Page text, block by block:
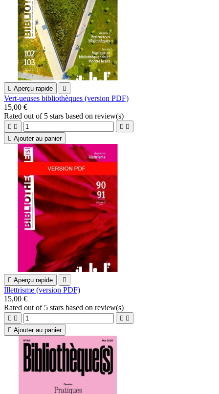
 Aperçu rapide 
Vert-ueuses bibliothèques (version PDF)
15,00 €
Rated out of 5 stars based on review(s)
   
 Ajouter au panier
 Aperçu rapide 
Illettrisme (version PDF)
15,00 €
Rated out of 5 stars based on review(s)
   
 Ajouter au panier